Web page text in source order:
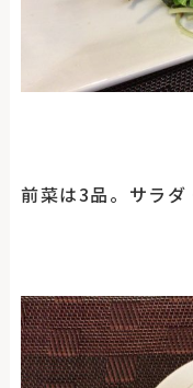
前菜は3品。サラダ